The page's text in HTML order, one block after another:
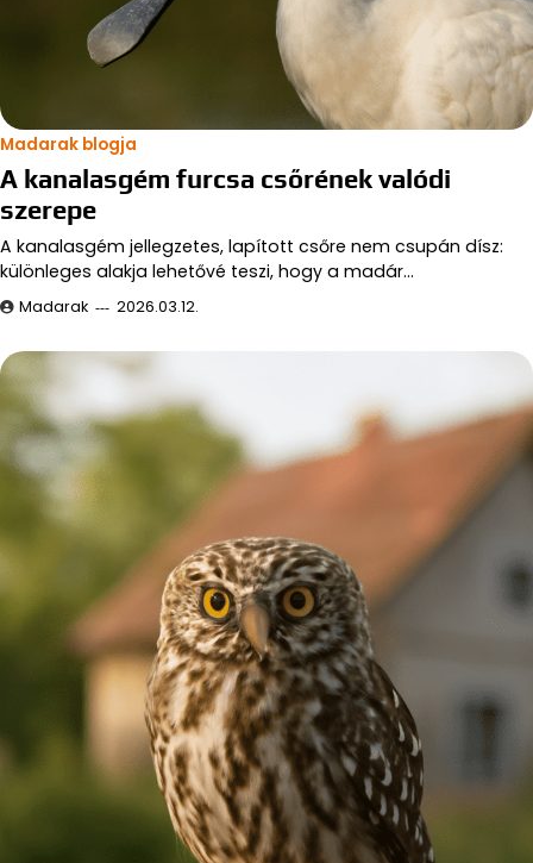
Madarak blogja
A kanalasgém furcsa csőrének valódi
szerepe
A kanalasgém jellegzetes, lapított csőre nem csupán dísz:
különleges alakja lehetővé teszi, hogy a madár…
Madarak 2026.03.12.